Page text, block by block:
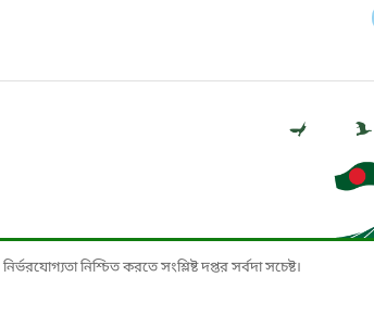
নিশ্চিত করতে সংশ্লিষ্ট দপ্তর সর্বদা সচেষ্ট।